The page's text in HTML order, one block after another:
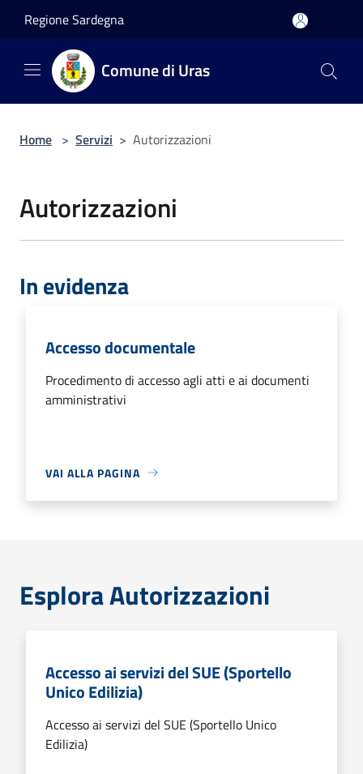
Regione Sardegna
Comune di Uras
Home > Servizi > Autorizzazioni
Autorizzazioni
In evidenza
Accesso documentale
Procedimento di accesso agli atti e ai documenti
amministrativi
VAI ALLA PAGINA
Esplora Autorizzazioni
Accesso ai servizi del SUE (Sportello
Unico Edilizia)
Accesso ai servizi del SUE (Sportello Unico
Edilizia)